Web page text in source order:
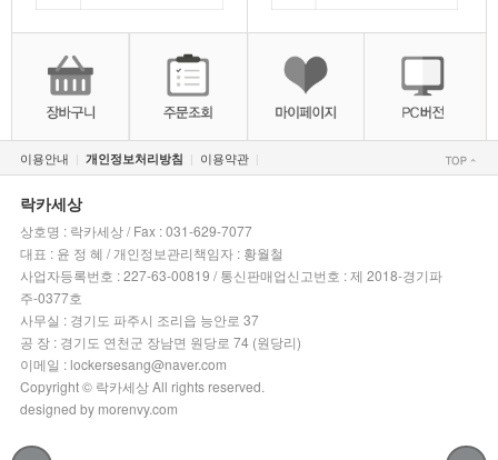
이용안내 | 개인정보처리방침 | 이용약관|
락카세상
상호명 : 락카세상 / Fax : 031-629-7077
대표 : 윤 정 혜 / 개인정보관리책임자 : 황월철
사업자등록번호 : 227-63-00819 / 통신판매업신고번호 : 제 2018-경기파
주-0377호
사무실 : 경기도 파주시 조리읍 능안로 37
공 장 : 경기도 연천군 장남면 원당로 74 (원당리)
이메일 : lockersesang@naver.com
Copyright © 락카세상 All rights reserved.
designed by morenvy.com